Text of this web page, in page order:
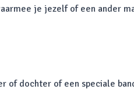
je jezelf of een ander
of dochter of een speciale